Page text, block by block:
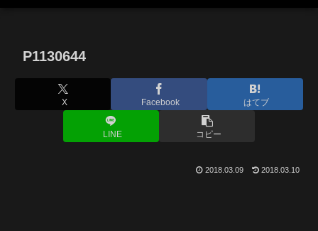
P1130644
X Facebook はてブ
LINE コピー
2018.03.09 2018.03.10